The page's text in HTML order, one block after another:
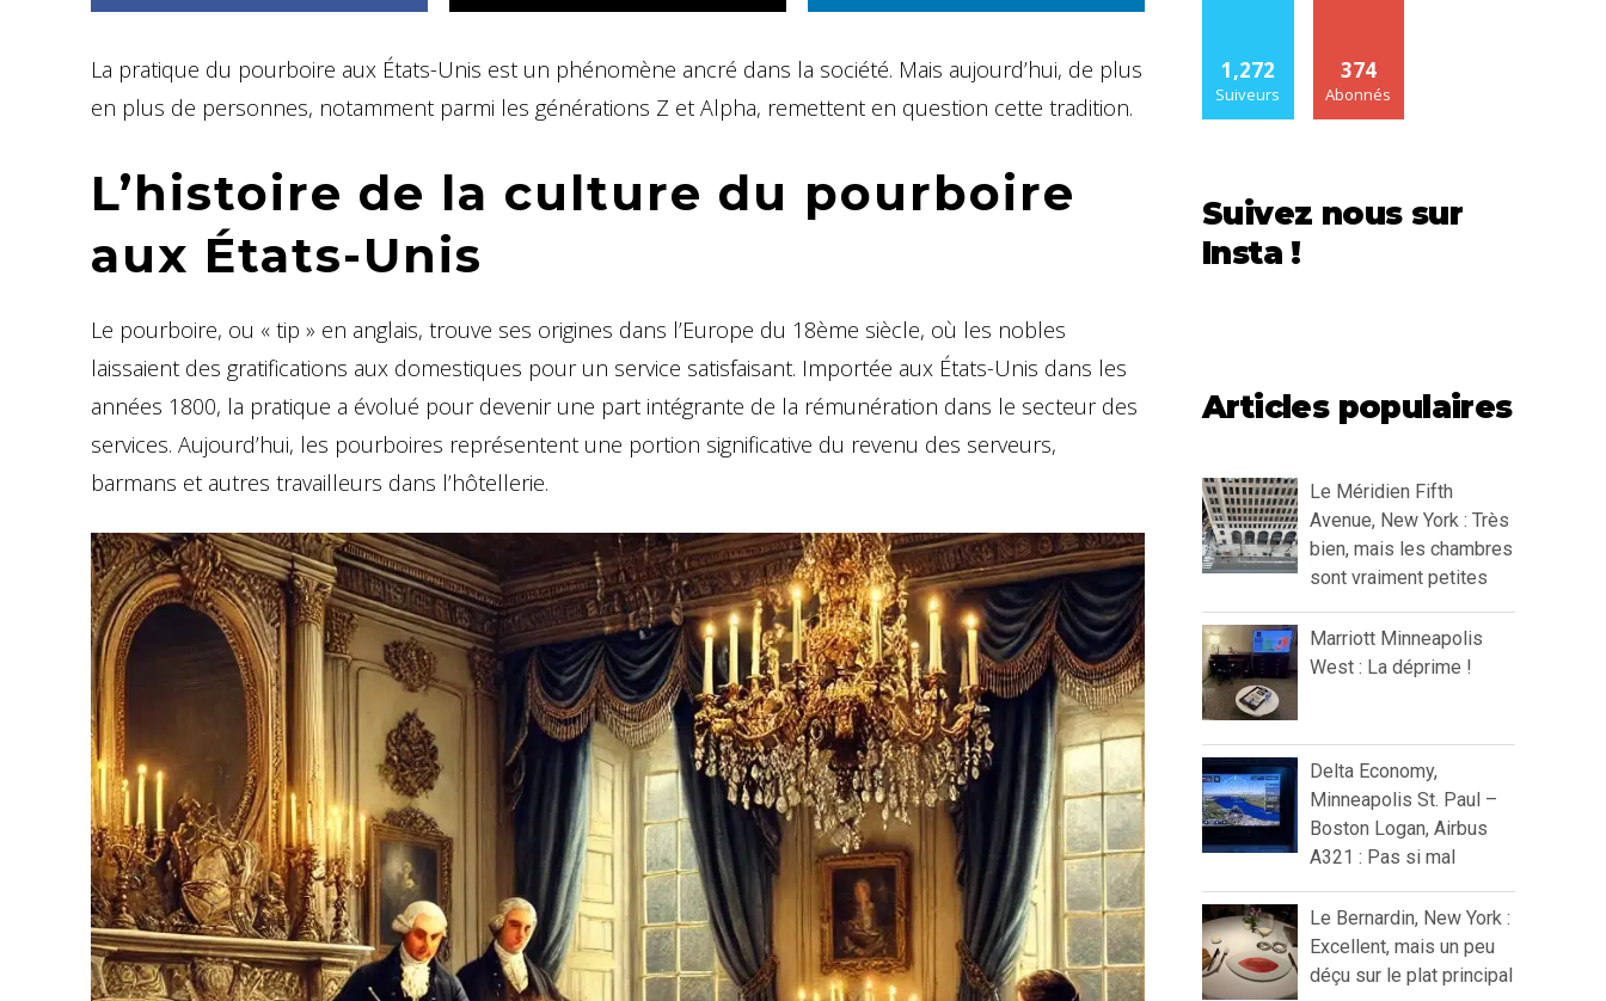
La pratique du pourboire aux États-Unis est un phénomène ancré dans la société. Mais aujourd’hui, de plus
en plus de personnes, notamment parmi les générations Z et Alpha, remettent en question cette tradition.
L’histoire de la culture du pourboire
aux États-Unis
Le pourboire, ou « tip » en anglais, trouve ses origines dans l’Europe du 18ème siècle, où les nobles
laissaient des gratifications aux domestiques pour un service satisfaisant. Importée aux États-Unis dans les
années 1800, la pratique a évolué pour devenir une part intégrante de la rémunération dans le secteur des
services. Aujourd’hui, les pourboires représentent une portion significative du revenu des serveurs,
barmans et autres travailleurs dans l’hôtellerie.
1,272
Suiveurs
374
Abonnés
Suivez nous sur
Insta !
Articles populaires
Le Méridien Fifth
Avenue, New York : Très
bien, mais les chambres
sont vraiment petites
Marriott Minneapolis
West : La déprime !
Delta Economy,
Minneapolis St. Paul –
Boston Logan, Airbus
A321 : Pas si mal
Le Bernardin, New York :
Excellent, mais un peu
déçu sur le plat principal